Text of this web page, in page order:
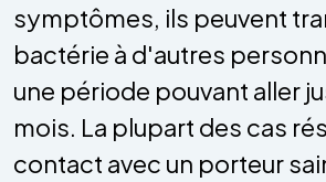
symptômes, ils peuvent
bactérie à d'autres
une période pouvant aller
mois. La plupart des cas
contact avec un porteur